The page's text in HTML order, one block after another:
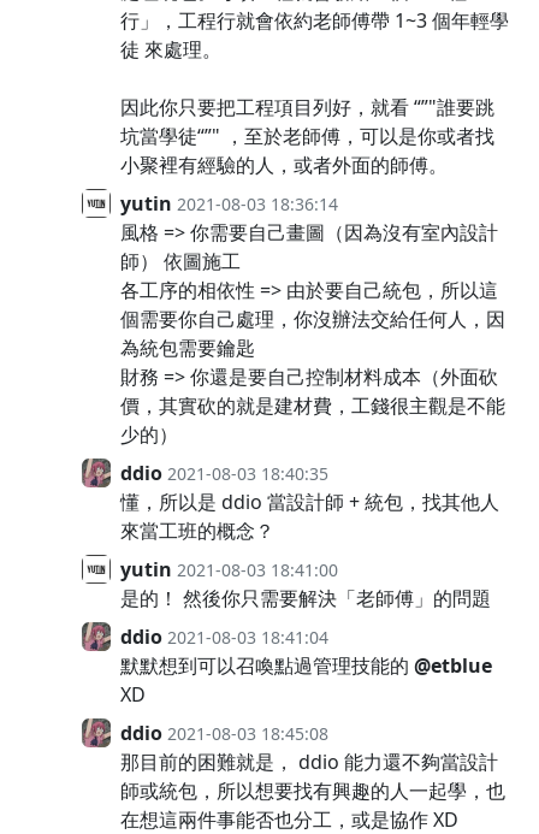
行」，工程行就會依約老師傅帶 1~3 個年輕學
徒 來處理。
因此你只要把工程項目列好，就看 “”"誰要跳
坑當學徒“”" ，至於老師傅，可以是你或者找
小聚裡有經驗的人，或者外面的師傅。
yutin 2021-08-03 18:36:14
風格 => 你需要自己畫圖（因為沒有室內設計
師） 依圖施工
各工序的相依性 => 由於要自己統包，所以這
個需要你自己處理，你沒辦法交給任何人，因
為統包需要鑰匙
財務 => 你還是要自己控制材料成本（外面砍
價，其實砍的就是建材費，工錢很主觀是不能
少的）
ddio 2021-08-03 18:40:35
懂，所以是 ddio 當設計師 + 統包，找其他人
來當工班的概念？
yutin 2021-08-03 18:41:00
是的！ 然後你只需要解決「老師傅」的問題
ddio 2021-08-03 18:41:04
默默想到可以召喚點過管理技能的 @etblue
XD
ddio 2021-08-03 18:45:08
那目前的困難就是， ddio 能力還不夠當設計
師或統包，所以想要找有興趣的人一起學，也
在想這兩件事能否也分工，或是協作 XD